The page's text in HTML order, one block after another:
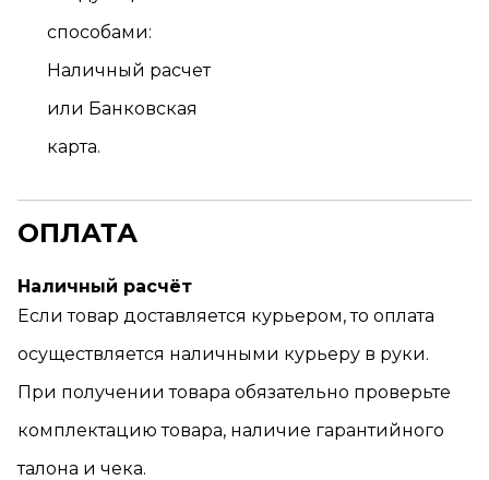
способами:
Наличный расчет
или Банковская
карта.
ОПЛАТА
Наличный расчёт
Если товар доставляется курьером, то оплата
осуществляется наличными курьеру в руки.
При получении товара обязательно проверьте
комплектацию товара, наличие гарантийного
талона и чека.